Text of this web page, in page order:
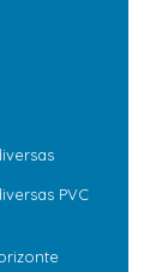
PVC